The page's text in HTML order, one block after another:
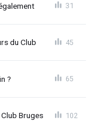
31
du Club 45
? 65
Bruges 102